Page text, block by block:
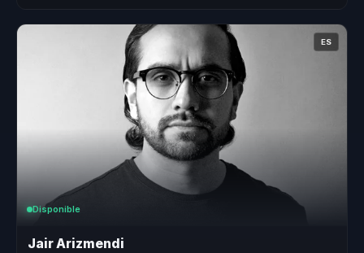
ES
Disponible
Jair Arizmendi